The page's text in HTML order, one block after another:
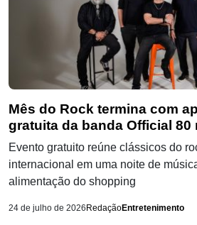
Mês do Rock termina com
gratuita da banda Official 80
Evento gratuito reúne clássicos do
internacional em uma noite de
alimentação do shopping
24 de julho de 2026 RedaçãoEntretenimento